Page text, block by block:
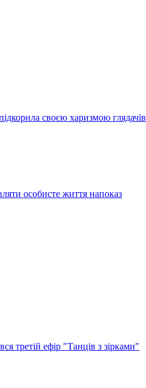
своєю харизмою глядачів
особисте життя напоказ
третій ефір "Танців з зірками"